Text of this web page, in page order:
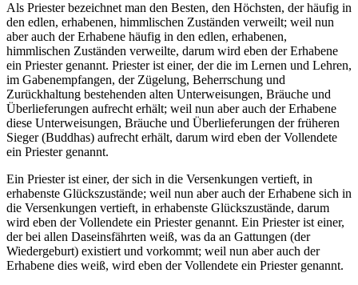
Als Priester bezeichnet man den Besten, den Höchsten, der häufig in
den edlen, erhabenen, himmlischen Zuständen verweilt; weil nun
aber auch der Erhabene häufig in den edlen, erhabenen,
himmlischen Zuständen verweilte, darum wird eben der Erhabene
ein Priester genannt. Priester ist einer, der die im Lernen und Lehren,
im Gabenempfangen, der Zügelung, Beherrschung und
Zurückhaltung bestehenden alten Unterweisungen, Bräuche und
Überlieferungen aufrecht erhält; weil nun aber auch der Erhabene
diese Unterweisungen, Bräuche und Überlieferungen der früheren
Sieger (Buddhas) aufrecht erhält, darum wird eben der Vollendete
ein Priester genannt.
Ein Priester ist einer, der sich in die Versenkungen vertieft, in
erhabenste Glückszustände; weil nun aber auch der Erhabene sich in
die Versenkungen vertieft, in erhabenste Glückszustände, darum
wird eben der Vollendete ein Priester genannt. Ein Priester ist einer,
der bei allen Daseinsfährten weiß, was da an Gattungen (der
Wiedergeburt) existiert und vorkommt; weil nun aber auch der
Erhabene dies weiß, wird eben der Vollendete ein Priester genannt.